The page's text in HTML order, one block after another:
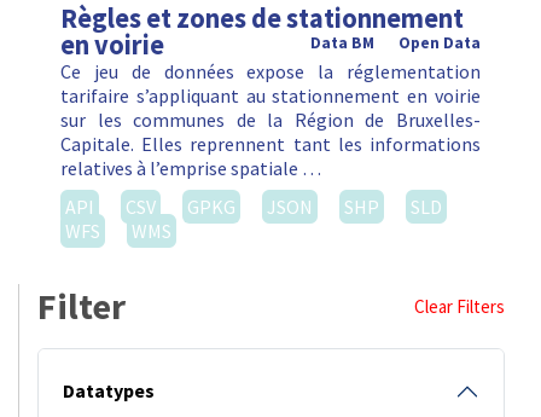
Règles et zones de stationnement
en voirie Open Data
Data BM
Ce jeu de données expose la réglementation
tarifaire s’appliquant au stationnement en voirie
sur les communes de la Région de Bruxelles-
Capitale. Elles reprennent tant les informations
relatives à l’emprise spatiale …
API
CSV GPKG JSON SHP
SLD
WFS
WMS
Filter Clear Filters
Datatypes